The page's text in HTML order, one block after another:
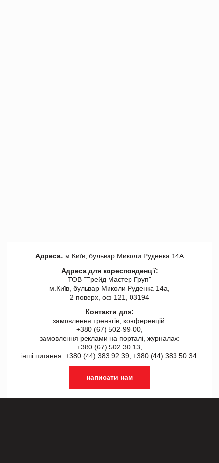
Адреса: м.Київ, бульвар Миколи Руденка 14А
Адреса для кореспонденції:
ТОВ "Tрейд Мастер Груп"
м.Київ, бульвар Миколи Руденка 14а,
2 поверх, оф 121, 03194
Контакти для:
замовлення треннгів, конференцій:
+380 (67) 502-99-00,
замовлення реклами на порталі, журналах:
+380 (67) 502 30 13,
інші питання: +380 (44) 383 92 39, +380 (44) 383 50 34.
написати нам